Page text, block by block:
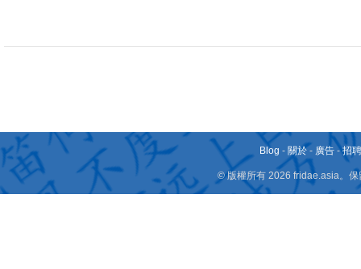
Blog - 關於 - 廣告 -招
© 版權所有 2026 fridae.asia。